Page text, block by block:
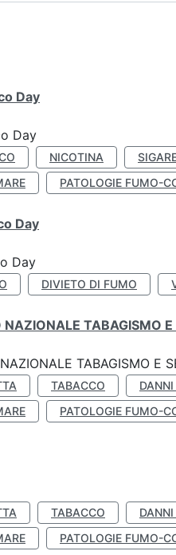
Day
Day
NICOTINA
PATOLOGIE FUMO-
Day
Day
DIVIETO DI FUMO
TABAGISMO
TABAGISMO E
TABACCO
PATOLOGIE FUMO-
TABACCO
PATOLOGIE FUMO-